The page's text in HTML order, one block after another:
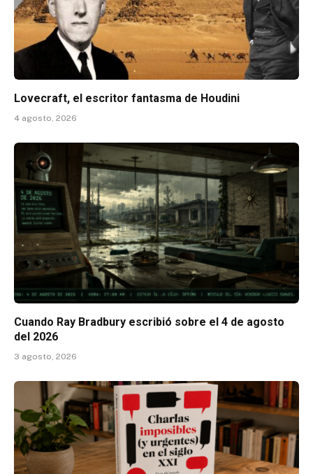
Lovecraft, el escritor fantasma de Houdini
4 agosto, 2026
Cuando Ray Bradbury escribió sobre el 4 de agosto
del 2026
3 agosto, 2026